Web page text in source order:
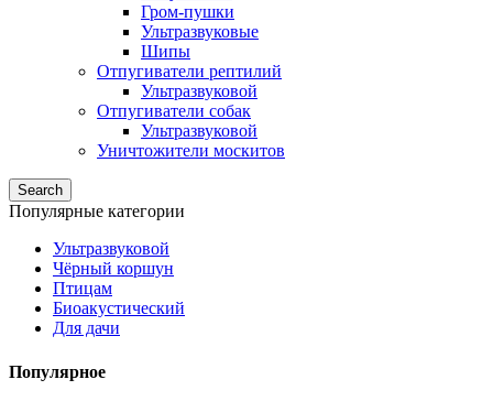
Гром-пушки
Ультразвуковые
Шипы
Отпугиватели рептилий
Ультразвуковой
Отпугиватели собак
Ультразвуковой
Уничтожители москитов
Search
Популярные категории
Ультразвуковой
Чёрный коршун
Птицам
Биоакустический
Для дачи
Популярное